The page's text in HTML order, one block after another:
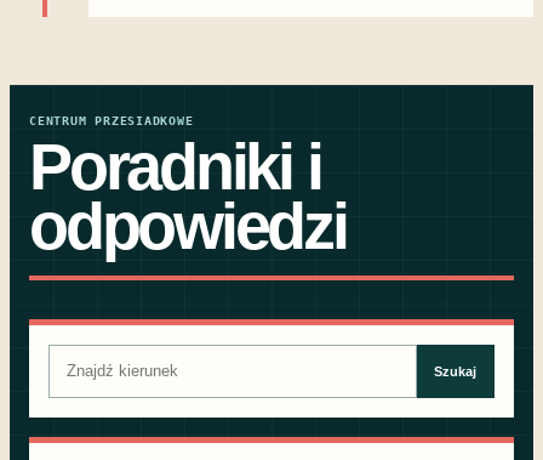
CENTRUM PRZESIADKOWE
Poradniki i
odpowiedzi
Szukaj